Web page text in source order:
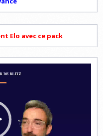
Elo avec ce pack